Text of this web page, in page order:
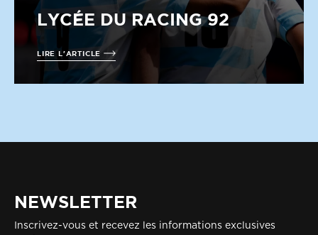
LYCÉE DU RACING 92
LIRE L'ARTICLE
NEWSLETTER
Inscrivez-vous et recevez les informations exclusives